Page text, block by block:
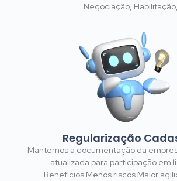
Negociação, Habilitação,
Regularização
Mantemos a documentação da
atualizada para participação em
Benefícios Menos riscos Maior